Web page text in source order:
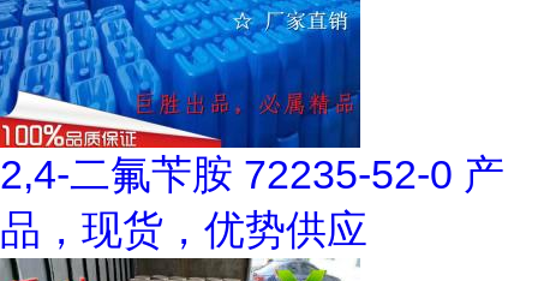
2,4-二氟苄胺 72235-52-0 产
品，现货，优势供应